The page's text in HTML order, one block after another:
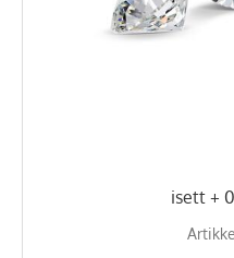
isett +